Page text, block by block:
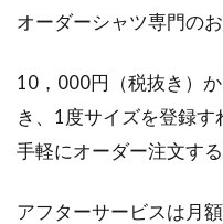
オーダーシャツ専門のお
10，000円（税抜き）
き、1度サイズを登録
手軽にオーダー注文す
アフターサービスは月